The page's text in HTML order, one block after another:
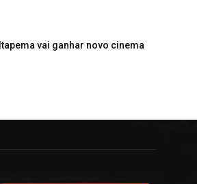
Itapema vai ganhar novo cinema